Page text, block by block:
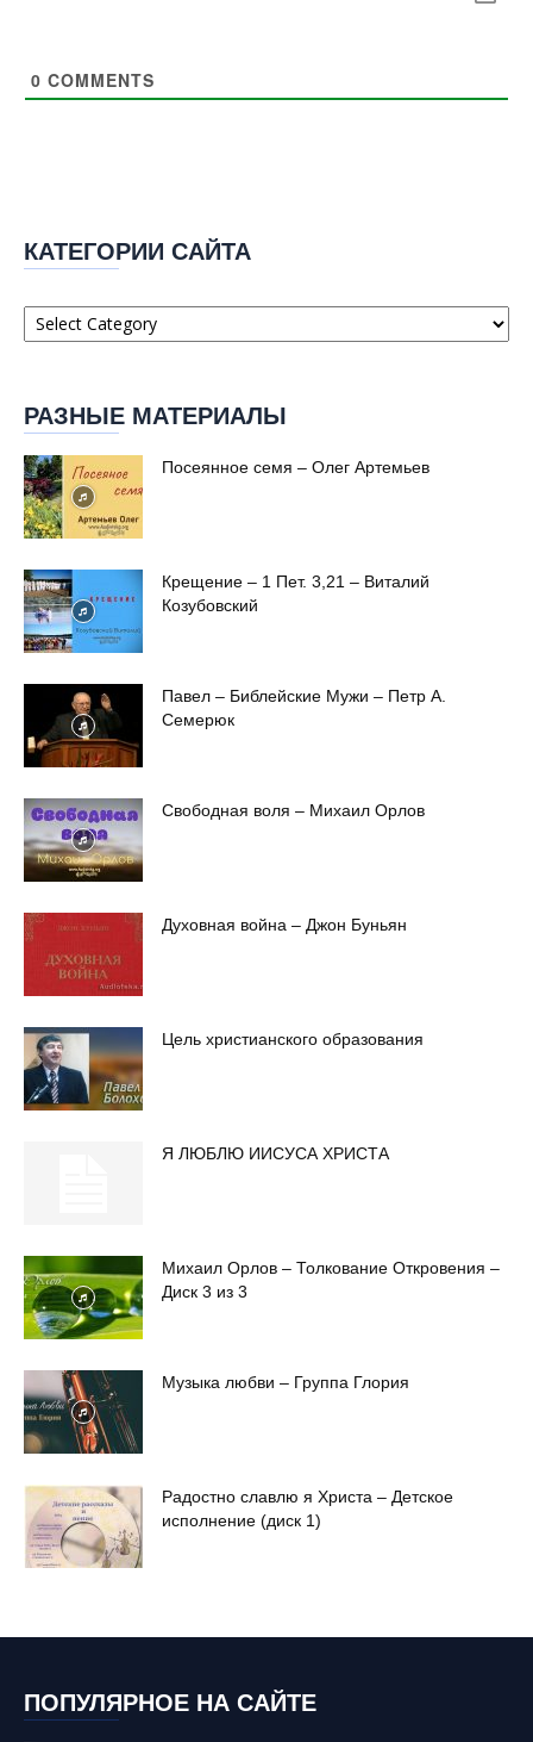
0 COMMENTS
КАТЕГОРИИ САЙТА
Категории
сайта
РАЗНЫЕ МАТЕРИАЛЫ
Посеянное семя – Олег Артемьев
Крещение – 1 Пет. 3,21 – Виталий
Козубовский
Павел – Библейские Мужи – Петр А.
Семерюк
Свободная воля – Михаил Орлов
Духовная война – Джон Буньян
Цель христианского образования
Я ЛЮБЛЮ ИИСУСА ХРИСТА
Михаил Орлов – Толкование Откровения –
Диск 3 из 3
Музыка любви – Группа Глория
Радостно славлю я Христа – Детское
исполнение (диск 1)
ПОПУЛЯРНОЕ НА САЙТЕ